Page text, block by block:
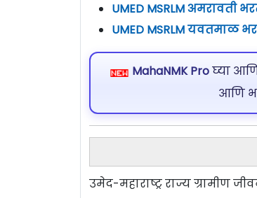
UMED MSRLM अमरावती
UMED MSRLM यवतमाळ
MahaNMK Proघ्या
आणि
उमेद-महाराष्ट्र राज्य ग्रामीण